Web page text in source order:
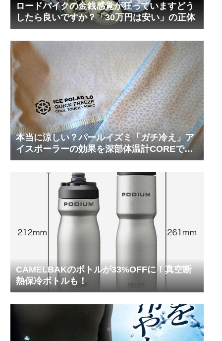
ロードバイクの金銭感覚が狂っていますどう
したら良いですか？「30万円は安い」の正体
本当に涼しい？パールイズミ「ガチ冷え」ア
イスポーラーの効果を深部体温計COREで測
ってみた
CAMELBAKのボトルが33%OFFに！真空断
熱保冷ボトルも！